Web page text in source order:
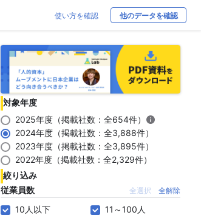
使い方を確認 他のデータを確認
対象年度
2025年度（掲載社数：全654件）
2024年度（掲載社数：全3,888件）
2023年度（掲載社数：全3,895件）
2022年度（掲載社数：全2,329件）
絞り込み
従業員数
全選択 全解除
10人以下
11～100人